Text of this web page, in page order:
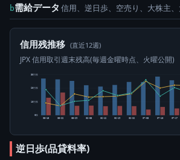
b需給データ 信用、逆日歩、空売り、大株主
信用残推移 (直近12週)
JPX 信用取引週末残高(毎週金曜時点、火曜公開)
0株
10万株
20万株
30万株
05-15 05-22 05-29 06-05 06-12 06-19 06-26 07-03 07-10 07-17
逆日歩(品貸料率)